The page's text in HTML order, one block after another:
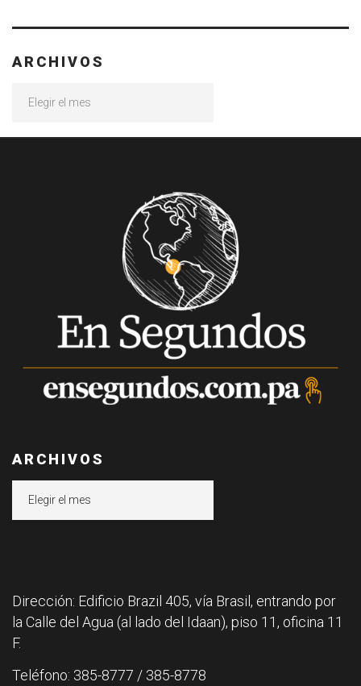
ARCHIVOS
ARCHIVOS
Dirección: Edificio Brazil 405, vía Brasil, entrando por
la Calle del Agua (al lado del Idaan), piso 11, oficina 11
F.
Teléfono: 385-8777 / 385-8778